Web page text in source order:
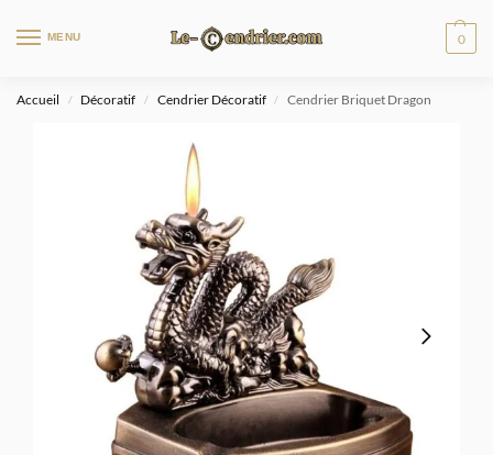
MENU 0
Accueil / Décoratif / Cendrier Décoratif / Cendrier Briquet Dragon